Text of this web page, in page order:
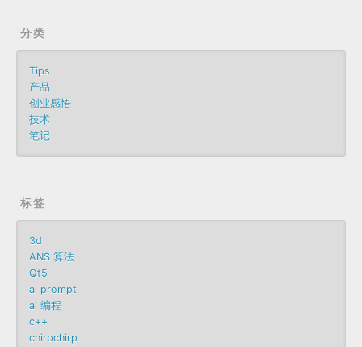
分类
Tips
产品
创业感悟
技术
笔记
标签
3d
ANS 算法
Qt5
ai prompt
ai 编程
c++
chirpchirp